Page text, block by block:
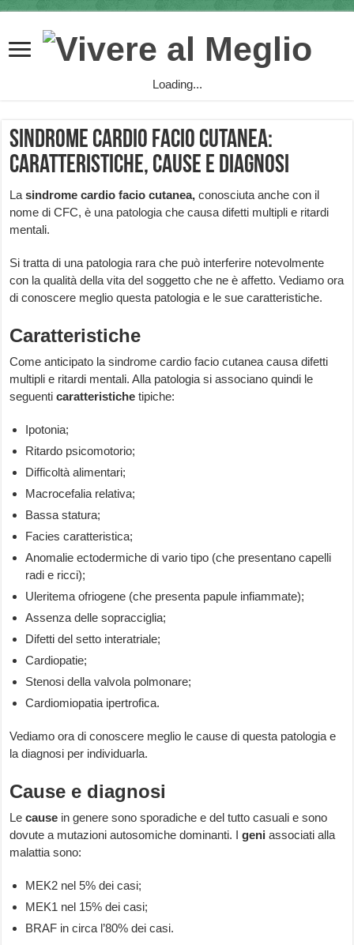
Loading...
Sindrome cardio facio cutanea:
caratteristiche, cause e diagnosi
Lasindrome cardio facio cutanea, conosciuta anche con il
nome di CFC, è una patologia che causa difetti multipli e ritardi
mentali.
Si tratta di una patologia rara che può interferire notevolmente
con la qualità della vita del soggetto che ne è affetto. Vediamo ora
di conoscere meglio questa patologia e le sue caratteristiche.
Caratteristiche
Come anticipato la sindrome cardio facio cutanea causa difetti
multipli e ritardi mentali. Alla patologia si associano quindi le
seguenticaratteristiche tipiche:
Ipotonia;
Ritardo psicomotorio;
Difficoltà alimentari;
Macrocefalia relativa;
Bassa statura;
Facies caratteristica;
Anomalie ectodermiche di vario tipo (che presentano capelli
radi e ricci);
Uleritema ofriogene (che presenta papule infiammate);
Assenza delle sopracciglia;
Difetti del setto interatriale;
Cardiopatie;
Stenosi della valvola polmonare;
Cardiomiopatia ipertrofica.
Vediamo ora di conoscere meglio le cause di questa patologia e
la diagnosi per individuarla.
Cause e diagnosi
Lecause in genere sono sporadiche e del tutto casuali e sono
dovute a mutazioni autosomiche dominanti. Igeni associati alla
malattia sono:
MEK2 nel 5% dei casi;
MEK1 nel 15% dei casi;
BRAF in circa l’80% dei casi.